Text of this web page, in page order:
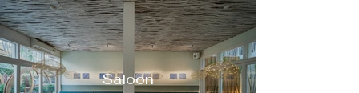
Saloon